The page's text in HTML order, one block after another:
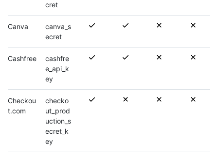
cret
Canva
canva_s
ecret
Cashfree
cashfre
e_api_k
ey
Checkou
t.com
checko
ut_prod
uction_s
ecret_k
ey